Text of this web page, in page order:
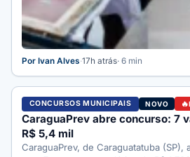
Por Ivan Alves·17h atrás· 6 min
CONCURSOS MUNICIPAIS NOVO
CaraguaPrev abre concurso: 7
R$ 5,4 mil
CaraguaPrev, de Caraguatatuba